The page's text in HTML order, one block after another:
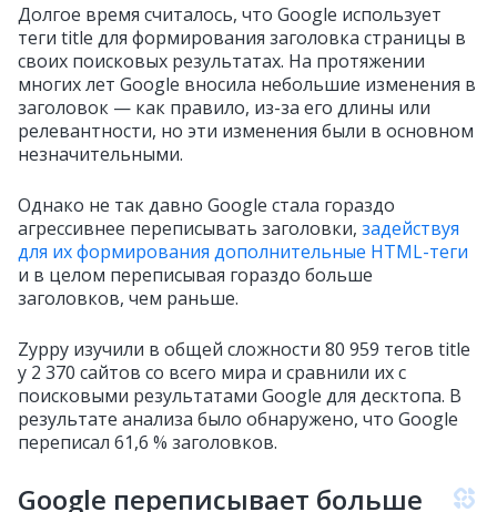
Долгое время считалось, что Google использует
теги title для формирования заголовка страницы в
своих поисковых результатах. На протяжении
многих лет Google вносила небольшие изменения в
заголовок — как правило, из-за его длины или
релевантности, но эти изменения были в основном
незначительными.
Однако не так давно Google стала гораздо
агрессивнее переписывать заголовки, задействуя
для их формирования дополнительные HTML-теги
и в целом переписывая гораздо больше
заголовков, чем раньше.
Zyppy изучили в общей сложности 80 959 тегов title
у 2 370 сайтов со всего мира и сравнили их с
поисковыми результатами Google для десктопа. В
результате анализа было обнаружено, что Google
переписал 61,6 % заголовков.
Google переписывает больше